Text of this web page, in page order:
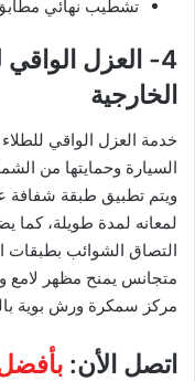
تشطيب نهائي
4- العزل
الخارجية
خدمة العزل الواقي
السيارة وحمايتها من
ويتم تطبيق طبقة شفافة
لمعانه لمدة طويلة، كما
التصاق الشوائب بطبقات
متجانس يمنح مظهر لامع
مركز سمكرة ورش بوية
اتصل الأن: